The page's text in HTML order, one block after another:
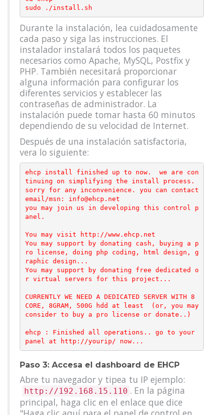
Durante la instalación, lea cuidadosamente
cada paso y siga las instrucciones. El
instalador instalará todos los paquetes
necesarios como Apache, MySQL, Postfix y
PHP. También necesitará proporcionar
alguna información para configurar los
diferentes servicios y establecer las
contraseñas de administrador. La
instalación puede tomar hasta 60 minutos
dependiendo de su velocidad de Internet.
Después de una instalación satisfactoria,
vera lo siguiente:
ehcp install finished up to now.  we are con
tinuing on simplifying the install process.
sorry for any inconvenience. you can contact
email/msn: info@ehcp.net
you may join us in developing this control p
anel.
You may visit http://www.ehcp.net
You may support by donating cash, buying a p
ro license, doing php coding, html design, g
raphic design...
You may support by donating free dedicated o
r virtual servers for this project...
CURRENTLY WE NEED A DEDICATED SERVER WITH 8
CORE, 8GRAM, 500G hdd at least  (or, you may
consider to buy a pro license or donate..)
ehcp : Finished all operations.. go to your
Paso 3: Accesa el dashboard de EHCP
Abre tu navegador y tipea tu IP ejemplo:
http://192.168.15.110 . En la página
principal, haga clic en el enlace que dice